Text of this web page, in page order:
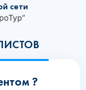
сети
?